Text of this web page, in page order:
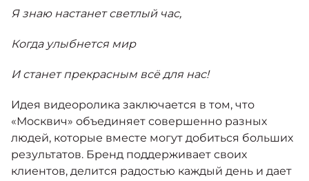
от 3 125 000 ₽*
Я знаю настанет светлый час,
Когда улыбнется мир
И станет прекрасным всё для нас!
Идея видеоролика заключается в том, что
«Москвич» объединяет совершенно разных
людей, которые вместе могут добиться больших
результатов. Бренд поддерживает своих
клиентов, делится радостью каждый день и дает